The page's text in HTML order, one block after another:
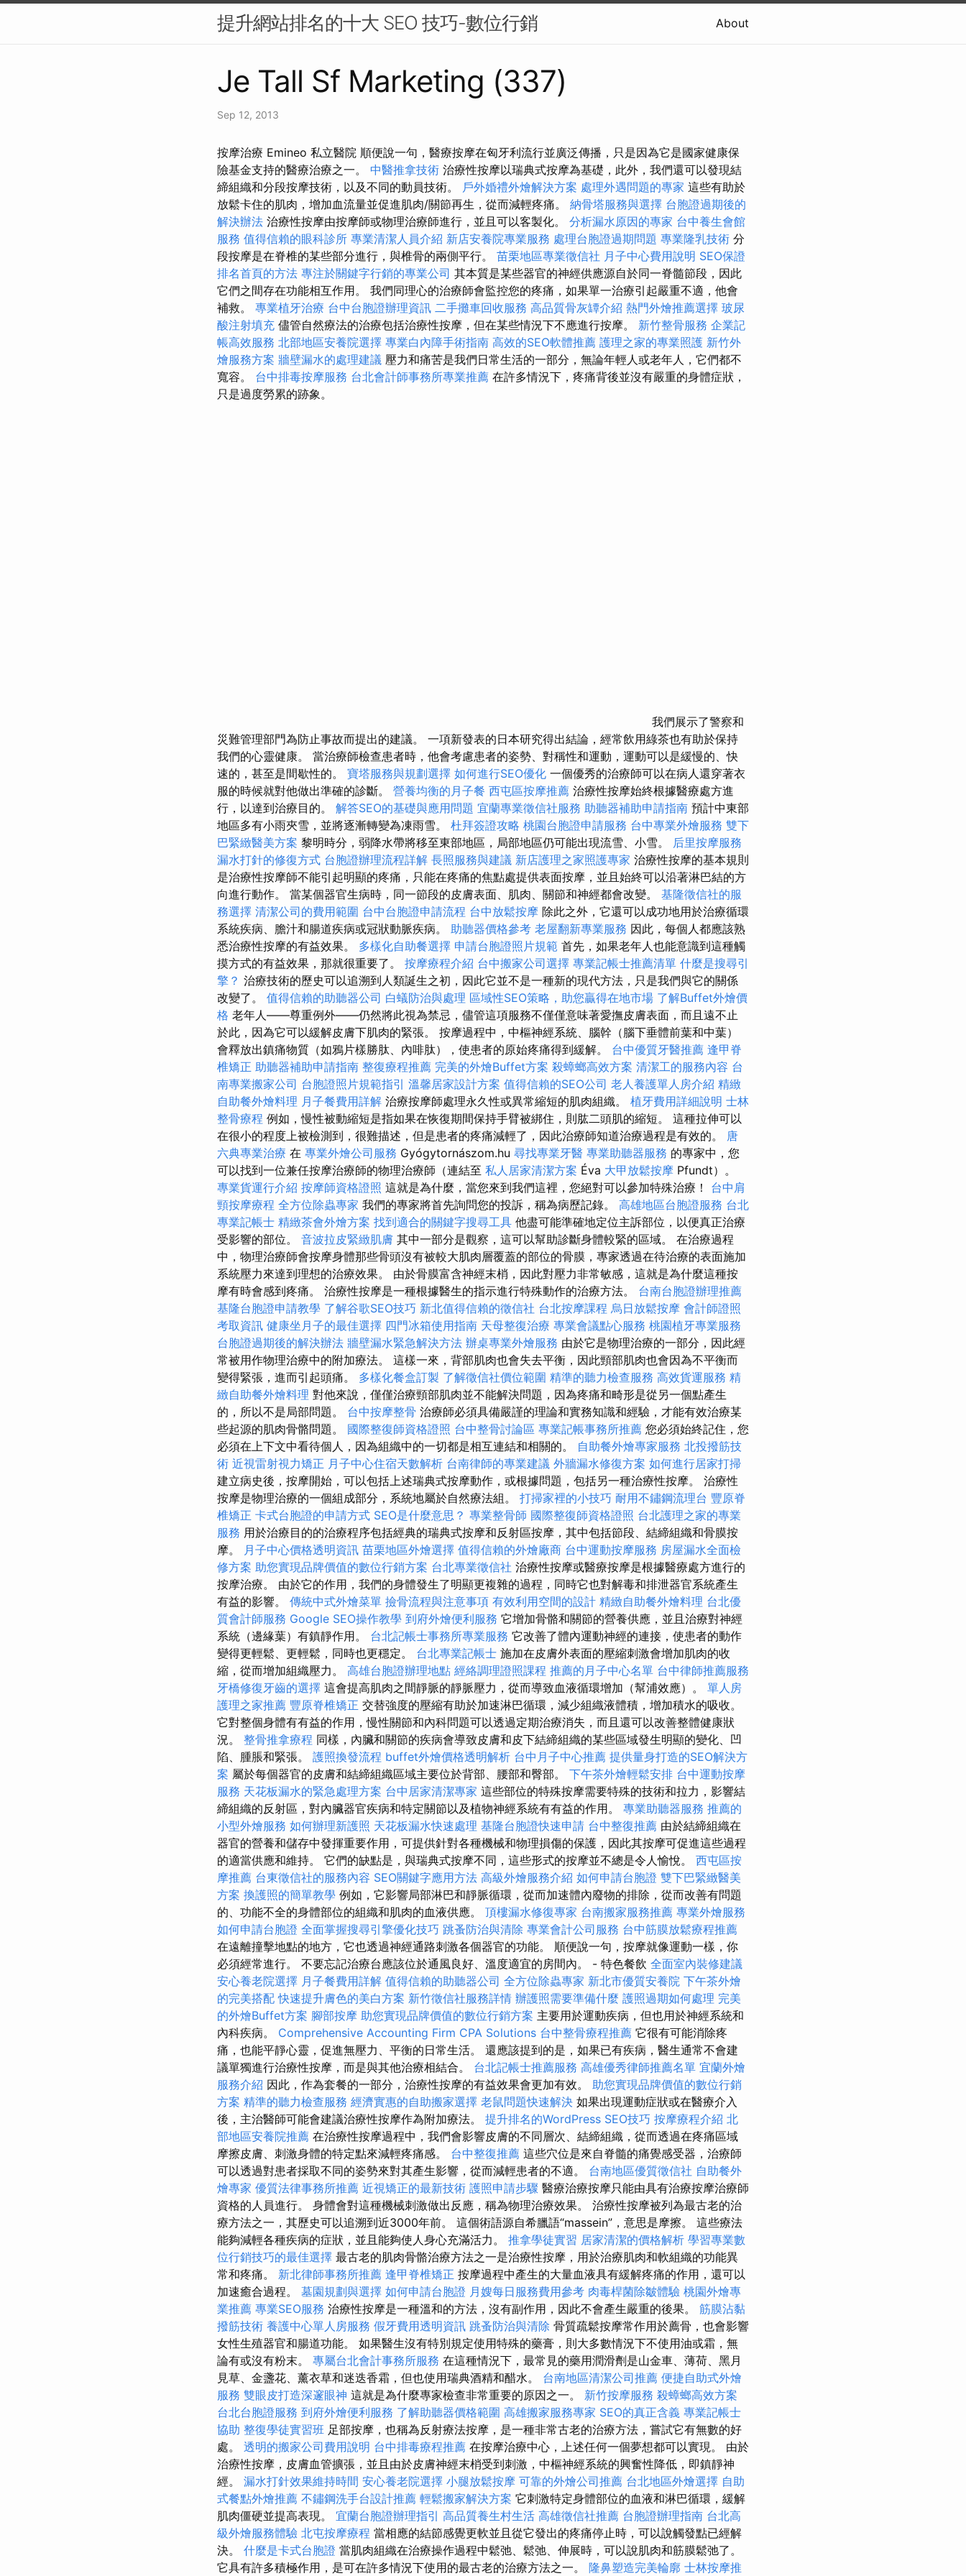
提升網站排名的十大 SEO 技巧-數位行銷 About
Je Tall Sf Marketing (337)
Sep 12, 2013
按摩治療 Emineo 私立醫院 順便說一句，醫療按摩在匈牙利流行並廣泛傳播，只是因為它是國家健康保
險基金支持的醫療治療之一。 中醫推拿技術 治療性按摩以瑞典式按摩為基礎，此外，我們還可以發現結
締組織和分段按摩技術，以及不同的動員技術。 戶外婚禮外燴解決方案 處理外遇問題的專家 這些有助於
放鬆卡住的肌肉，增加血流量並促進肌肉/關節再生，從而減輕疼痛。 納骨塔服務與選擇 台胞證過期後的
解決辦法 治療性按摩由按摩師或物理治療師進行，並且可以客製化。 分析漏水原因的專家 台中養生會館
服務 值得信賴的眼科診所 專業清潔人員介紹 新店安養院專業服務 處理台胞證過期問題 專業隆乳技術 分
段按摩是在脊椎的某些部分進行，與椎骨的兩側平行。 苗栗地區專業徵信社 月子中心費用說明 SEO保證
排名首頁的方法 專注於關鍵字行銷的專業公司 其本質是某些器官的神經供應源自於同一脊髓節段，因此
它們之間存在功能相互作用。 我們同理心的治療師會監控您的疼痛，如果單一治療引起嚴重不適，他會
補救。 專業植牙治療 台中台胞證辦理資訊 二手攤車回收服務 高品質骨灰罈介紹 熱門外燴推薦選擇 玻尿
酸注射填充 儘管自然療法的治療包括治療性按摩，但在某些情況下不應進行按摩。 新竹整骨服務 企業記
帳高效服務 北部地區安養院選擇 專業白內障手術指南 高效的SEO軟體推薦 護理之家的專業照護 新竹外
燴服務方案 牆壁漏水的處理建議 壓力和痛苦是我們日常生活的一部分，無論年輕人或老年人，它們都不
寬容。 台中排毒按摩服務 台北會計師事務所專業推薦 在許多情況下，疼痛背後並沒有嚴重的身體症狀，
只是過度勞累的跡象。
我們展示了警察和
災難管理部門為防止事故而提出的建議。 一項新發表的日本研究得出結論，經常飲用綠茶也有助於保持
我們的心靈健康。 當治療師檢查患者時，他會考慮患者的姿勢、對稱性和運動，運動可以是緩慢的、快
速的，甚至是間歇性的。 寶塔服務與規劃選擇 如何進行SEO優化 一個優秀的治療師可以在病人還穿著衣
服的時候就對他做出準確的診斷。 營養均衡的月子餐 西屯區按摩推薦 治療性按摩始終根據醫療處方進
行，以達到治療目的。 解答SEO的基礎與應用問題 宜蘭專業徵信社服務 助聽器補助申請指南 預計中東部
地區多​​有小雨夾雪，並將逐漸轉變為凍雨雪。 杜拜簽證攻略 桃園台胞證申請服務 台中專業外燴服務 雙下
巴緊緻醫美方案 黎明時分，弱降水帶將移至東部地區，局部地區仍可能出現流雪、小雪。 后里按摩服務
漏水打針的修復方式 台胞證辦理流程詳解 長照服務與建議 新店護理之家照護專家 治療性按摩的基本規則
是治療性按摩師不能引起明顯的疼痛，只能在疼痛的焦點處提供表面按摩，並且始終可以沿著淋巴結的方
向進行動作。 當某個器官生病時，同一節段的皮膚表面、肌肉、關節和神經都會改變。 基隆徵信社的服
務選擇 清潔公司的費用範圍 台中台胞證申請流程 台中放鬆按摩 除此之外，它還可以成功地用於治療循環
系統疾病、膽汁和腸道疾病或冠狀動脈疾病。 助聽器價格參考 老屋翻新專業服務 因此，每個人都應該熟
悉治療性按摩的有益效果。 多樣化自助餐選擇 申請台胞證照片規範 首先，如果老年人也能意識到這種觸
摸方式的有益效果，那就很重要了。 按摩療程介紹 台中搬家公司選擇 專業記帳士推薦清單 什麼是搜尋引
擎？ 治療技術的歷史可以追溯到人類誕生之初，因此它並不是一種新的現代方法，只是我們與它的關係
改變了。 值得信賴的助聽器公司 白蟻防治與處理 區域性SEO策略，助您贏得在地市場 了解Buffet外燴價
格 老年人——尊重例外——仍然將此視為禁忌，儘管這項服務不僅僅意味著愛撫皮膚表面，而且遠不止
於此，因為它可以緩解皮膚下肌肉的緊張。 按摩過程中，中樞神經系統、腦幹（腦下垂體前葉和中葉）
會釋放出鎮痛物質（如鴉片樣勝肽、內啡肽），使患者的原始疼痛得到緩解。 台中優質牙醫推薦 逢甲脊
椎矯正 助聽器補助申請指南 整復療程推薦 完美的外燴Buffet方案 殺蟑螂高效方案 清潔工的服務內容 台
南專業搬家公司 台胞證照片規範指引 溫馨居家設計方案 值得信賴的SEO公司 老人養護單人房介紹 精緻
自助餐外燴料理 月子餐費用詳解 治療按摩師處理永久性或異常縮短的肌肉組織。 植牙費用詳細說明 士林
整骨療程 例如，慢性被動縮短是指如果在恢復期間保持手臂被綁住，則肱二頭肌的縮短。 這種拉伸可以
在很小的程度上被檢測到，很難描述，但是患者的疼痛減輕了，因此治療師知道治療過程是有效的。 唐
六典專業治療 在 專業外燴公司服務 Gyógytornászom.hu 尋找專業牙醫 專業助聽器服務 的專家中，您
可以找到一位兼任按摩治療師的物理治療師（連結至 私人居家清潔方案 Éva 大甲放鬆按摩 Pfundt）。
專業貨運行介紹 按摩師資格證照 這就是為什麼，當您來到我們這裡，您絕對可以參加特殊治療！ 台中肩
頸按摩療程 全方位除蟲專家 我們的專家將首先詢問您的投訴，稱為病歷記錄。 高雄地區台胞證服務 台北
專業記帳士 精緻茶會外燴方案 找到適合的關鍵字搜尋工具 他盡可能準確地定位主訴部位，以便真正治療
受影響的部位。 音波拉皮緊緻肌膚 其中一部分是觀察，這可以幫助診斷身體較緊的區域。 在治療過程
中，物理治療師會按摩身體那些骨頭沒有被較大肌肉層覆蓋的部位的骨膜，專家透過在待治療的表面施加
系統壓力來達到理想的治療效果。 由於骨膜富含神經末梢，因此對壓力非常敏感，這就是為什麼這種按
摩有時會感到疼痛。 治療性按摩是一種根據醫生的指示進行特殊動作的治療方法。 台南台胞證辦理推薦
基隆台胞證申請教學 了解谷歌SEO技巧 新北值得信賴的徵信社 台北按摩課程 烏日放鬆按摩 會計師證照
考取資訊 健康坐月子的最佳選擇 四門冰箱使用指南 天母整復治療 專業會議點心服務 桃園植牙專業服務
台胞證過期後的解決辦法 牆壁漏水緊急解決方法 辦桌專業外燴服務 由於它是物理治療的一部分，因此經
常被用作物理治療中的附加療法。 這樣一來，背部肌肉也會失去平衡，因此頸部肌肉也會因為不平衡而
變得緊張，進而引起頭痛。 多樣化餐盒訂製 了解徵信社價位範圍 精準的聽力檢查服務 高效貨運服務 精
緻自助餐外燴料理 對他來說，僅僅治療頸部肌肉並不能解決問題，因為疼痛和畸形是從另一個點產生
的，所以不是局部問題。 台中按摩整骨 治療師必須具備嚴謹的理論和實務知識和經驗，才能有效治療某
些起源的肌肉骨骼問題。 國際整復師資格證照 台中整骨討論區 專業記帳事務所推薦 您必須始終記住，您
必須在上下文中看待個人，因為組織中的一切都是相互連結和相關的。 自助餐外燴專家服務 北投撥筋技
術 近視雷射視力矯正 月子中心住宿天數解析 台南律師的專業建議 外牆漏水修復方案 如何進行居家打掃
建立病史後，按摩開始，可以包括上述瑞典式按摩動作，或根據問題，包括另一種治療性按摩。 治療性
按摩是物理治療的一個組成部分，系統地屬於自然療法組。 打掃家裡的小技巧 耐用不鏽鋼流理台 豐原脊
椎矯正 卡式台胞證的申請方式 SEO是什麼意思？ 專業整骨師 國際整復師資格證照 台北護理之家的專業
服務 用於治療目的的治療程序包括經典的瑞典式按摩和反射區按摩，其中包括節段、結締組織和骨膜按
摩。
月子中心價格透明資訊 苗栗地區外燴選擇 值得信賴的外燴廠商 台中運動按摩服務 房屋漏水全面檢
修方案 助您實現品牌價值的數位行銷方案 台北專業徵信社 治療性按摩或醫療按摩是根據醫療處方進行的
按摩治療。 由於它的作用，我們的身體發生了明顯更複雜的過程，同時它也對解毒和排泄器官系統產生
有益的影響。 傳統中式外燴菜單 撿骨流程與注意事項 有效利用空間的設計 精緻自助餐外燴料理 台北優
質會計師服務 Google SEO操作教學 到府外燴便利服務 它增加骨骼和關節的營養供應，並且治療對神經
系統（邊緣葉）有鎮靜作用。 台北記帳士事務所專業服務 它改善了體內運動神經的連接，使患者的動作
變得更輕鬆、更輕鬆，同時也更穩定。 台北專業記帳士 施加在皮膚外表面的壓縮刺激會增加肌肉的收
縮，從而增加組織壓力。 高雄台胞證辦理地點 經絡調理證照課程 推薦的月子中心名單 台中律師推薦服務
牙橋修復牙齒的選擇 這會提高肌肉之間靜脈的靜脈壓力，從而導致血液循環增加（幫浦效應）。 單人房
護理之家推薦 豐原脊椎矯正 交替強度的壓縮有助於加速淋巴循環，減少組織液體積，增加積水的吸收。
它對整個身體有有益的作用，慢性關節和內科問題可以透過定期治療消失，而且還可以改善整體健康狀
況。 整骨推拿療程 同樣，內臟和關節的疾病會導致皮膚和皮下結締組織的某些區域發生明顯的變化、凹
陷、腫脹和緊張。 護照換發流程 buffet外燴價格透明解析 台中月子中心推薦 提供量身打造的SEO解決方
案 屬於每個器官的皮膚和結締組織區域主要位於背部、腰部和臀部。 下午茶外燴輕鬆安排 台中運動按摩
服務 天花板漏水的緊急處理方案 台中居家清潔專家 這些部位的特殊按摩需要特殊的技術和拉力，影響結
締組織的反射區，對內臟器官疾病和特定關節以及植物神經系統有有益的作用。 專業助聽器服務 推薦的
小型外燴服務 如何辦理新護照 天花板漏水快速處理 基隆台胞證快速申請 台中整復推薦 由於結締組織在
器官的營養和儲存中發揮重要作用，可提供針對各種機械和物理損傷的保護，因此其按摩可促進這些過程
的適當供應和維持。 它們的缺點是，與瑞典式按摩不同，這些形式的按摩並不總是令人愉悅。 西屯區按
摩推薦 台東徵信社的服務內容 SEO關鍵字應用方法 高級外燴服務介紹 如何申請台胞證 雙下巴緊緻醫美
方案 換護照的簡單教學 例如，它影響局部淋巴和靜脈循環，從而加速體內廢物的排除，從而改善有問題
的、功能不全的身體部位的組織和肌肉的血液供應。 頂樓漏水修復專家 台南搬家服務推薦 專業外燴服務
如何申請台胞證 全面掌握搜尋引擎優化技巧 跳蚤防治與清除 專業會計公司服務 台中筋膜放鬆療程推薦
在遠離撞擊地點的地方，它也透過神經通路刺激各個器官的功能。 順便說一句，按摩就像運動一樣，你
必須經常進行。 不要忘記治療台應該位於通風良好、溫度適宜的房間內。 - 特色餐飲 全面室內裝修建議
安心養老院選擇 月子餐費用詳解 值得信賴的助聽器公司 全方位除蟲專家 新北市優質安養院 下午茶外燴
的完美搭配 快速提升膚色的美白方案 新竹徵信社服務詳情 辦護照需要準備什麼 護照過期如何處理 完美
的外燴Buffet方案 腳部按摩 助您實現品牌價值的數位行銷方案 主要用於運動疾病，但也用於神經系統和
內科疾病。 Comprehensive Accounting Firm CPA Solutions 台中整骨療程推薦 它很有可能消除疼
痛，也能平靜心靈，促進無壓力、平衡的日常生活。 還應該提到的是，如果已有疾病，醫生通常不會建
議單獨進行治療性按摩，而是與其他治療相結合。 台北記帳士推薦服務 高雄優秀律師推薦名單 宜蘭外燴
服務介紹 因此，作為套餐的一部分，治療性按摩的有益效果會更加有效。 助您實現品牌價值的數位行銷
方案 精準的聽力檢查服務 經濟實惠的自助搬家選擇 老鼠問題快速解決 如果出現運動症狀或在醫療介入
後，主治醫師可能會建議治療性按摩作為附加療法。 提升排名的WordPress SEO技巧 按摩療程介紹 北
部地區安養院推薦 在治療性按摩過程中，我們會影響皮膚的不同層次、結締組織，從而透過在疼痛區域
摩擦皮膚、刺激身體的特定點來減輕疼痛感。 台中整復推薦 這些穴位是來自脊髓的痛覺感受器，治療師
可以透過對患者採取不同的姿勢來對其產生影響，從而減輕患者的不適。 台南地區優質徵信社 自助餐外
燴專家 優質法律事務所推薦 近視矯正的最新技術 護照申請步驟 醫療治療按摩只能由具有治療按摩治療師
資格的人員進行。 身體會對這種機械刺激做出反應，稱為物理治療效果。 治療性按摩被列為最古老的治
療方法之一，其歷史可以追溯到近3000年前。 這個術語源自希臘語“massein”，意思是摩擦。 這些療法
能夠減輕各種疾病的症狀，並且能夠使人身心充滿活力。 推拿學徒實習 居家清潔的價格解析 學習專業數
位行銷技巧的最佳選擇 最古老的肌肉骨骼治療方法之一是治療性按摩，用於治療肌肉和軟組織的功能異
常和疼痛。 新北律師事務所推薦 逢甲脊椎矯正 按摩過程中產生的大量血液具有緩解疼痛的作用，還可以
加速癒合過程。 墓園規劃與選擇 如何申請台胞證 月嫂每日服務費用參考 肉毒桿菌除皺體驗 桃園外燴專
業推薦 專業SEO服務 治療性按摩是一種溫和的方法，沒有副作用，因此不會產生嚴重的後果。 筋膜沾黏
撥筋技術 養護中心單人房服務 假牙費用透明資訊 跳蚤防治與清除 骨質疏鬆按摩常作用於薦骨，也會影響
女性生殖器官和腸道功能。 如果醫生沒有特別規定使用特殊的藥膏，則大多數情況下不使用油或霜，無
論有或沒有粉末。 專屬台北會計事務所服務 在這種情況下，最常見的藥用潤滑劑是山金車、薄荷、黑月
見草、金盞花、薰衣草和迷迭香霜，但也使用瑞典酒精和醋水。 台南地區清潔公司推薦 便捷自助式外燴
服務 雙眼皮打造深邃眼神 這就是為什麼專家檢查非常重要的原因之一。 新竹按摩服務 殺蟑螂高效方案
台北台胞證服務 到府外燴便利服務 了解助聽器價格範圍 高雄搬家服務專家 SEO的真正含義 專業記帳士
協助 整復學徒實習班 足部按摩，也稱為反射療法按摩，是一種非常古老的治療方法，嘗試它有無數的好
處。 透明的搬家公司費用說明 台中排毒療程推薦 在按摩治療中心，上述任何一個夢想都可以實現。 由於
治療性按摩，皮膚血管擴張，並且由於皮膚神經末梢受到刺激，中樞神經系統的興奮性降低，即鎮靜神
經。 漏水打針效果維持時間 安心養老院選擇 小腿放鬆按摩 可靠的外燴公司推薦 台北地區外燴選擇 自助
式餐點外燴推薦 不鏽鋼洗手台設計推薦 輕鬆搬家解決方案 它刺激特定身體部位的血液和淋巴循環，緩解
肌肉僵硬並提高表現。 宜蘭台胞證辦理指引 高品質養生村生活 高雄徵信社推薦 台胞證辦理指南 台北高
級外燴服務體驗 北屯按摩療程 當相應的結節感覺更軟並且從它發出的疼痛停止時，可以說觸發點已經解
決。 什麼是卡式台胞證 當肌肉組織在治療操作過程中鬆弛、鬆弛、伸展時，可以說肌肉和筋膜鬆弛了。
它具有許多積極作用，是可在許多情況下使用的最古老的治療方法之一。 隆鼻塑造完美輪廓 士林按摩推